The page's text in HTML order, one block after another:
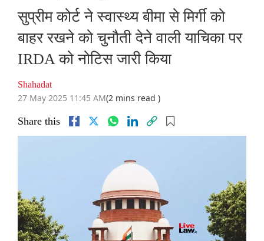
सुप्रीम कोर्ट ने स्वास्थ्य बीमा से मिर्गी को
बाहर रखने को चुनौती देने वाली याचिका पर
IRDA को नोटिस जारी किया
Shahadat
27 May 2025 11:45 AM(2 mins read )
Share this